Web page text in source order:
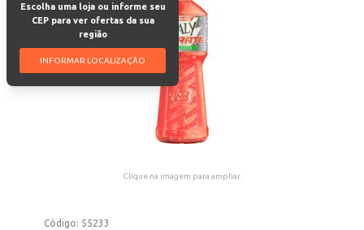
Escolha uma loja ou informe seu
CEP para ver ofertas da sua
região
INFORMAR LOCALIZAÇÃO
Clique na imagem para ampliar.
Código: 55233